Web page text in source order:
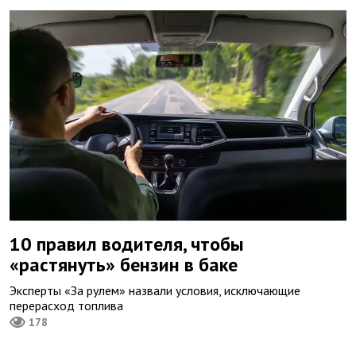
10 правил водителя, чтобы
«растянуть» бензин в баке
Эксперты «За рулем» назвали условия, исключающие
перерасход топлива
178